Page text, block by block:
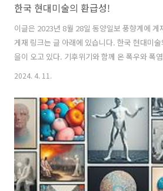
한국 현대미술의 환급성!
이글은 2023년 8월 28일 동양일보 풍향계에 게
게재 링크는 글 아래에 있습니다. 한국 현대미
을이 오고 있다. 기후위기와 함께 온 폭우와 폭
이 만들었고 이제 기후위기가 실재(계)임을 몸으
되기도 했고 여름내 일어난 사고 때문에 내용이
이제 환경이 인간을 ‘다시’ 지배하기 시작했다
건 사고가 많은 2023년 여름이었지만 다시 가
9월 6일 프리즈 아트페어가 한국국제아트페어
시작한다. 미술 잡지들은 프리즈에 참여하는 중
고..
2024. 4. 11.